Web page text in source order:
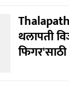
थलापती